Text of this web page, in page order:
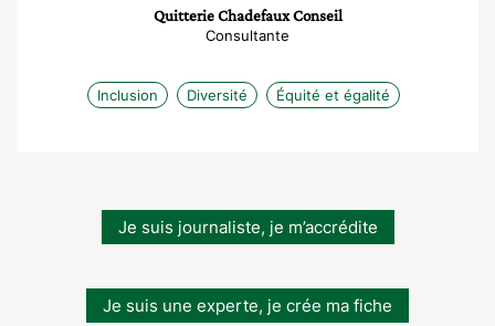
Quitterie Chadefaux Conseil
Consultante
Inclusion Diversité Équité et égalité
Je suis journaliste, je m’accrédite
Je suis une experte, je crée ma fiche